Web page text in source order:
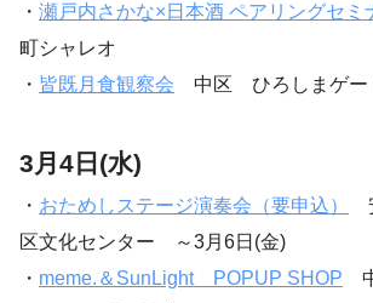
・ 瀬戸内さかな×日本酒 ペアリングセミ
町シャレオ
・ 皆既月食観察会 中区 ひろしまゲー
3月4日(水)
・ おためしステージ演奏会（要申込）
区文化センター ～3月6日(金)
・ meme.＆SunLight POPUP SHOP